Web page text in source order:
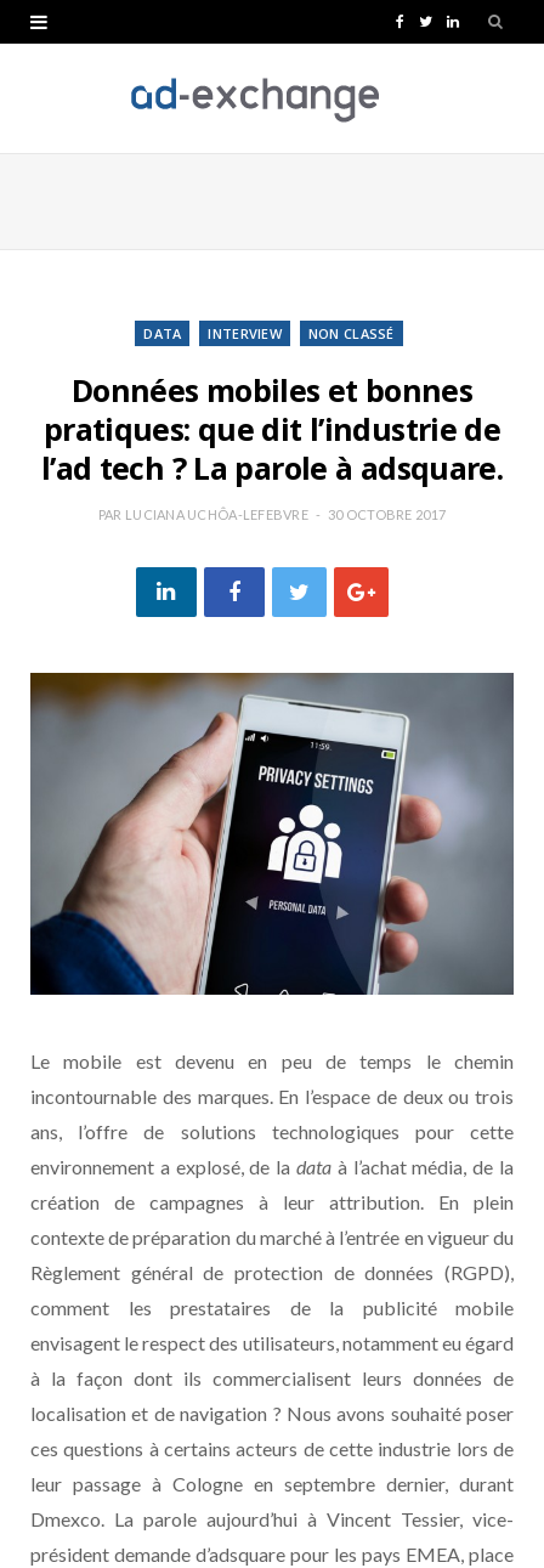
e
T
t
L
k
DATA INTERVIEW NON CLASSÉ
Données mobiles et bonnes
pratiques: que dit l’industrie de
l’ad tech ? La parole à adsquare.
PAR LUCIANA UCHÔA-LEFEBVRE 30 OCTOBRE 2017
Le mobile est devenu en peu de temps le chemin
incontournable des marques. En l’espace de deux ou trois
ans, l’offre de solutions technologiques pour cette
environnement a explosé, de la data à l’achat média, de la
création de campagnes à leur attribution. En plein
contexte de préparation du marché à l’entrée en vigueur du
Règlement général de protection de données (RGPD),
comment les prestataires de la publicité mobile
envisagent le respect des utilisateurs, notamment eu égard
à la façon dont ils commercialisent leurs données de
localisation et de navigation ? Nous avons souhaité poser
ces questions à certains acteurs de cette industrie lors de
leur passage à Cologne en septembre dernier, durant
Dmexco. La parole aujourd’hui à Vincent Tessier, vice-
président demande d’adsquare pour les pays EMEA, place